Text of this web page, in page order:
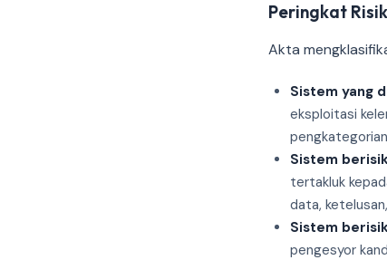
Peringkat
Akta
Sistem yang
eksploitasi
Sistem
tertakluk
data,
Sistem
pengesyor